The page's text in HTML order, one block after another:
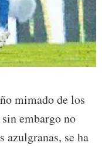
mimado de los
embargo no
azulgranas, se ha